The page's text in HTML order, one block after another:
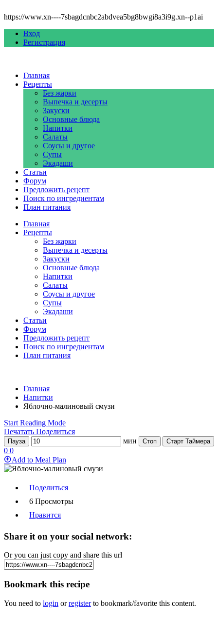
https://www.xn----7sbagdcnbc2abdvea5bg8bwgi8a3i9g.xn--p1ai
Вход
Регистрация
Главная
Рецепты
Без жарки
Выпечка и десерты
Закуски
Основные блюда
Напитки
Салаты
Соусы и другое
Супы
Экадаши
Статьи
Форум
Предложить рецепт
Поиск по ингредиентам
План питания
Главная
Рецепты
Без жарки
Выпечка и десерты
Закуски
Основные блюда
Напитки
Салаты
Соусы и другое
Супы
Экадаши
Статьи
Форум
Предложить рецепт
Поиск по ингредиентам
План питания
Главная
Напитки
Яблочно-малиновый смузи
Start Reading Mode
Печатать Поделиться
Пауза мин Стоп Старт Таймера
0 0
Add to Meal Plan
Поделиться
6 Просмотры
Нравится
Share it on your social network:
Or you can just copy and share this url
Bookmark this recipe
You need to login orregisterto bookmark/favorite this content.